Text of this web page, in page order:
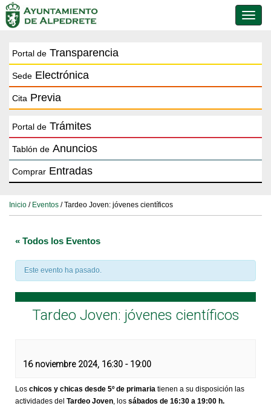
de
Portal de Transparencia
Sede Electrónica
Cita Previa
Portal de Trámites
Tablón de Anuncios
Comprar Entradas
Inicio / Eventos / Tardeo Joven: jóvenes científicos
« Todos los Eventos
Este evento ha pasado.
Tardeo Joven: jóvenes científicos
16 noviembre 2024, 16:30 - 19:00
Los chicos y chicas desde 5º de primaria tienen a su disposición las
actividades del Tardeo Joven, los sábados de 16:30 a 19:00 h.